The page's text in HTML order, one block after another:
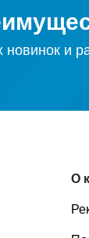
новинок и
О